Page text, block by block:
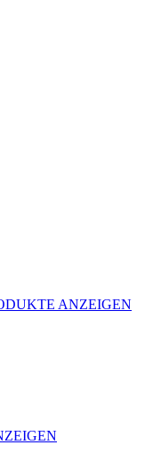
ANZEIGEN